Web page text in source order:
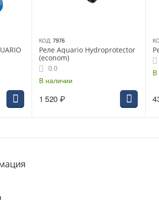
КОД: 7976
Реле Aquario Hydroprotector
(econom)
0.0
В наличии
1 520 ₽
В